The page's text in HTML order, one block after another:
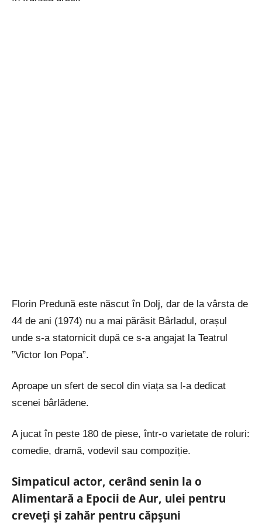
Florin Predună este născut în Dolj, dar de la vârsta de
44 de ani (1974) nu a mai părăsit Bârladul, orașul
unde s-a statornicit după ce s-a angajat la Teatrul
”Victor Ion Popa”.
Aproape un sfert de secol din viața sa l-a dedicat
scenei bârlădene.
A jucat în peste 180 de piese, într-o varietate de roluri:
comedie, dramă, vodevil sau compoziție.
Simpaticul actor, cerând senin la o
Alimentară a Epocii de Aur, ulei pentru
creveți și zahăr pentru căpșuni